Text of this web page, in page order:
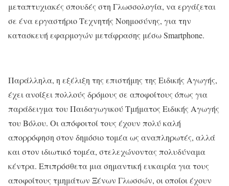
μεταπτυχιακές σπουδές στη Γλωσσολογία, να εργάζεται
σε ένα εργαστήριο Τεχνητής Νοημοσύνης, για την
κατασκευή εφαρμογών μετάφρασης μέσω Smartphone.
Παράλληλα, η εξέλιξη της επιστήμης της Ειδικής Αγωγής,
έχει ανοίξει πολλούς δρόμους σε αποφοίτους όπως για
παράδειγμα του Παιδαγωγικού Τμήματος Ειδικής Αγωγής
του Βόλου. Οι απόφοιτοί τους έχουν πολύ καλή
απορρόφηση στον δημόσιο τομέα ως αναπληρωτές, αλλά
και στον ιδιωτικό τομέα, στελεχώνοντας πολυδύναμα
κέντρα. Επιπρόσθετα μια σημαντική ευκαιρία για τους
αποφοίτους τμημάτων Ξένων Γλωσσών, οι οποίοι έχουν